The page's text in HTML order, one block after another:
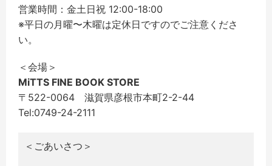
営業時間：金土日祝 12:00-18:00
※平日の月曜〜木曜は定休日ですのでご注意くださ
い。
＜会場＞
MiTTS FINE BOOK STORE
〒522-0064 滋賀県彦根市本町2-2-44
Tel:0749-24-2111
＜ごあいさつ＞